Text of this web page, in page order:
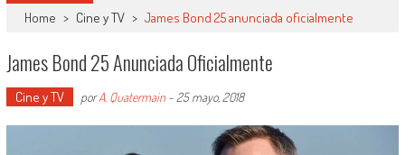
Home > Cine y TV > James Bond 25 anunciada oficialmente
James Bond 25 Anunciada Oficialmente
Cine y TV porA. Quatermain- 25 mayo, 2018